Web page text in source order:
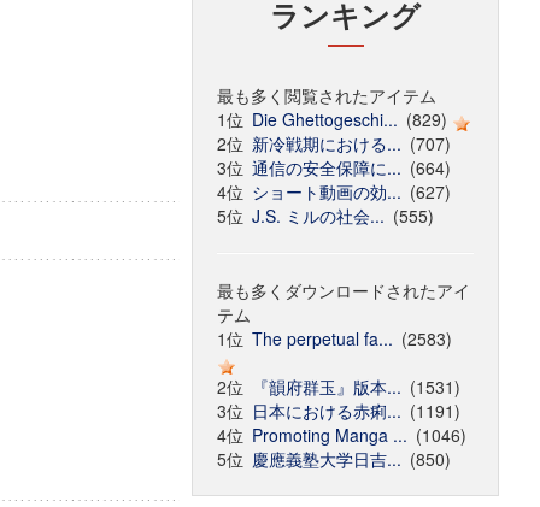
ランキング
最も多く閲覧されたアイテム
1位 Die Ghettogeschi... (829)
2位 新冷戦期における... (707)
3位 通信の安全保障に... (664)
4位 ショート動画の効... (627)
5位 J.S. ミルの社会... (555)
最も多くダウンロードされたアイ
テム
1位 The perpetual fa... (2583)
2位
『韻府群玉』版本... (1531)
3位 日本における赤痢... (1191)
4位 Promoting Manga ... (1046)
5位 慶應義塾大学日吉... (850)